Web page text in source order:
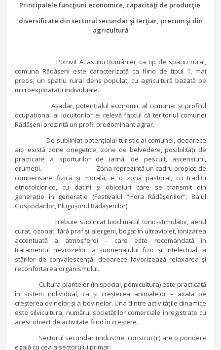
Principalele funcţiuni economice, capacităţi de producţie
diversificate din sectorul secundar şi terţiar, precum şi din
agricultură
Potrivit Atlasului României, ca tip de spațiu rural,
comuna Rădășeni este caracterizată ca fiind de tipul 1, mai
precis, un spațiu rural dens populat, cu agricultură bazată pe
microexploatații individuale.
Așadar, potențialul economic al comunei și profilul
ocupațional al locuitorilor ei relevă faptul că teritoriul comunei
Rădășeni prezintă un profil predominant agrar.
De subliniat potențialul turistic al comunei, deoarece
aici există zone cinegetice, zone de belvedere, posibilități de
practicare a sporturilor de iarnă, de pescuit, ascensiuni,
drumeții. Zona reprezintă un cadru propice de
compensare fizică și morală, e o zonă pastoral, cu tradiții
etnofolclorice, cu datini și obiceiuri care se transmit din
generație în generație (Festivalul “Hora Rădășenilor”, Balul
Gospodarilor, Plugușorul Rădășenilor).
Trebuie subliniat bioclimatul tonic-stimulativ, aerul
curat, ozonat, fără praf și alergeni, bogat în ultraviolet, ionizarea
accentuată a atmosferei – care este recomandată în
tratamentul nevrozelor, a surmenajului fizic și intelectual, a
stărilor de convalescență, deoarece favorizează relaxarea și
reconfortarea organismului.
Cultura plantelor (în special, pomicultura) este practicată
în sistem individual, ca și creșterea animalelor – axată pe
creșterea ovinelor și a bovinelor. Una dintre activitățile dinamice
este silvicultura, numărul societăților comerciale înregistrate cu
acest obiect de activitate fiind în creștere.
Sectorul secundar (industrie, construcții) are o pondere
egală cu cea a sectorului primar.